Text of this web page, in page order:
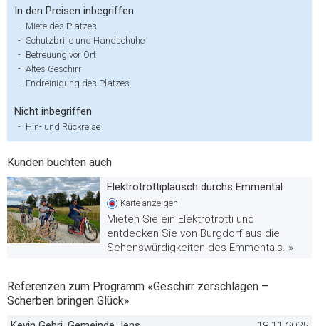
In den Preisen inbegriffen
- Miete des Platzes
- Schutzbrille und Handschuhe
- Betreuung vor Ort
- Altes Geschirr
- Endreinigung des Platzes
Nicht inbegriffen
- Hin- und Rückreise
Kunden buchten auch
Elektrotrottiplausch durchs Emmental
Karte anzeigen
Mieten Sie ein Elektrotrotti und
entdecken Sie von Burgdorf aus die
Sehenswürdigkeiten des Emmentals. »
Referenzen zum Programm «Geschirr zerschlagen –
Scherben bringen Glück»